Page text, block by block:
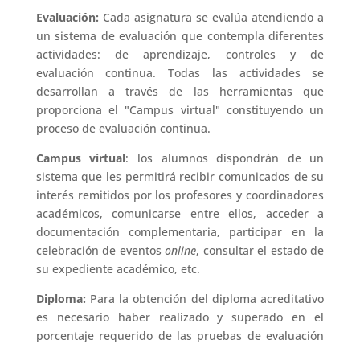
Evaluación: Cada asignatura se evalúa atendiendo a
un sistema de evaluación que contempla diferentes
actividades: de aprendizaje, controles y de
evaluación continua. Todas las actividades se
desarrollan a través de las herramientas que
proporciona el "Campus virtual" constituyendo un
proceso de evaluación continua.
Campus virtual: los alumnos dispondrán de un
sistema que les permitirá recibir comunicados de su
interés remitidos por los profesores y coordinadores
académicos, comunicarse entre ellos, acceder a
documentación complementaria, participar en la
celebración de eventosonline, consultar el estado de
su expediente académico, etc.
Diploma: Para la obtención del diploma acreditativo
es necesario haber realizado y superado en el
porcentaje requerido de las pruebas de evaluación